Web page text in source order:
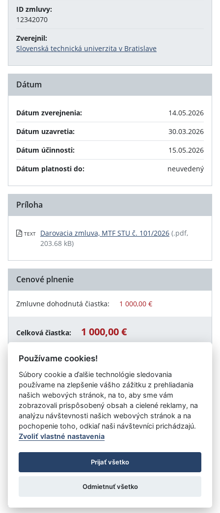
ID zmluvy:
12342070
Zverejnil:
Slovenská technická univerzita v Bratislave
Dátum
Dátum zverejnenia:
14.05.2026
Dátum uzavretia:
30.03.2026
Dátum účinnosti:
15.05.2026
Dátum platnosti do:
neuvedený
Príloha
TEXT Darovacia zmluva, MTF STU č. 101/2026 (.pdf,
203.68 kB)
Cenové plnenie
Zmluvne dohodnutá čiastka: 1 000,00 €
Celková čiastka: 1 000,00 €
Návrat späť
Vystavil:Slovenská technická univerzita v Bratislave
Úrad vlády SR
- Všetky práva vyhradené
Prehlásenie o prístupnosti
Zmluvy do 31.12.2010
Nastavenia cookies
: Aglo Solutions
Používame cookies!
Súbory cookie a ďalšie technológie sledovania
používame na zlepšenie vášho zážitku z prehliadania
našich webových stránok, na to, aby sme vám
zobrazovali prispôsobený obsah a cielené reklamy, na
analýzu návštevnosti našich webových stránok a na
pochopenie toho, odkiaľ naši návštevníci prichádzajú.
Zvoliť vlastné nastavenia
Prijať všetko
Odmietnuť všetko